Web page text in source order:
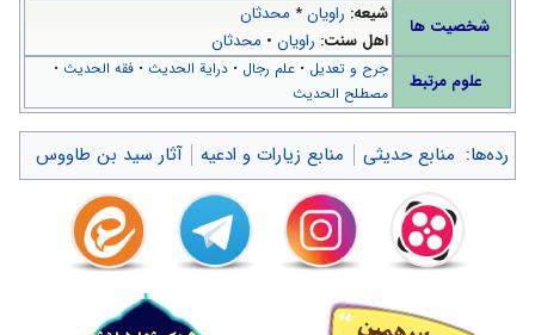
شخصیت ها
شیعه: راویان* محدثان
اهل سنت: راویان • محدثان
علوم مرتبط
جرح و تعدیل • علم رجال • درایة الحدیث • فقه الحدیث •
مصطلح الحدیث
رده‌ها: منابع حدیثی منابع زیارات و ادعیه آثار سید بن طاووس